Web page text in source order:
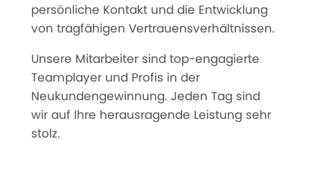
persönliche Kontakt und die Entwicklung
von tragfähigen Vertrauensverhältnissen.
Unsere Mitarbeiter sind top-engagierte
Teamplayer und Profis in der
Neukundengewinnung. Jeden Tag sind
wir auf Ihre herausragende Leistung sehr
stolz.